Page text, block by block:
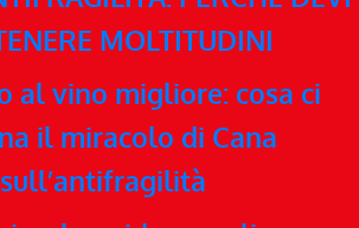
MOLTITUDINI
al vino migliore: cosa ci
il miracolo di Cana
sull’antifragilità